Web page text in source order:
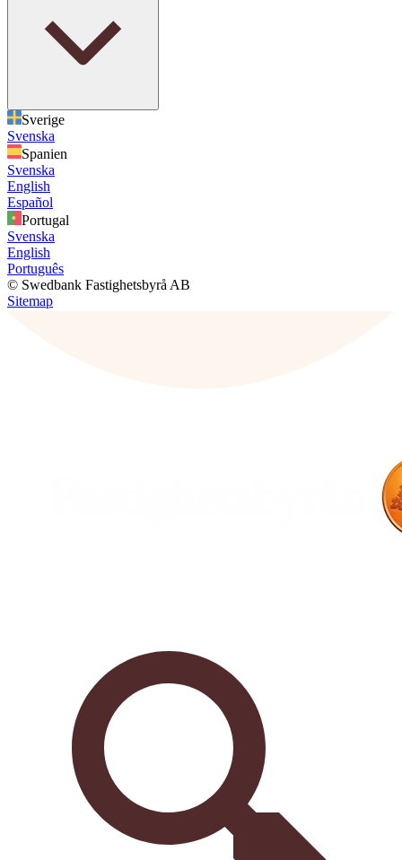
Sverige
Svenska
Spanien
Svenska
English
Español
Portugal
Svenska
English
Português
© Swedbank Fastighetsbyrå AB
Sitemap